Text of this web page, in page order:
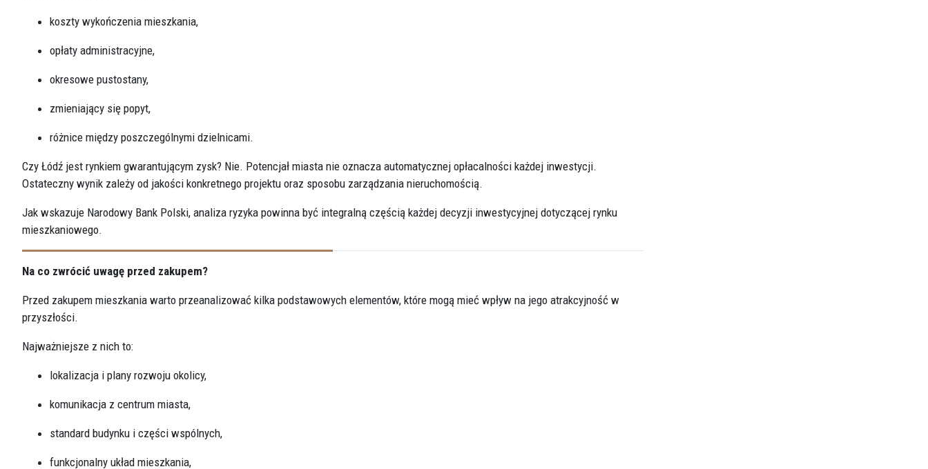
koszty wykończenia mieszkania,
opłaty administracyjne,
okresowe pustostany,
zmieniający się popyt,
różnice między poszczególnymi dzielnicami.
Czy Łódź jest rynkiem gwarantującym zysk? Nie. Potencjał miasta nie oznacza automatycznej opłacalności każdej inwestycji.
Ostateczny wynik zależy od jakości konkretnego projektu oraz sposobu zarządzania nieruchomością.
Jak wskazuje Narodowy Bank Polski, analiza ryzyka powinna być integralną częścią każdej decyzji inwestycyjnej dotyczącej rynku
mieszkaniowego.
Na co zwrócić uwagę przed zakupem?
Przed zakupem mieszkania warto przeanalizować kilka podstawowych elementów, które mogą mieć wpływ na jego atrakcyjność w
przyszłości.
Najważniejsze z nich to:
lokalizacja i plany rozwoju okolicy,
komunikacja z centrum miasta,
standard budynku i części wspólnych,
funkcjonalny układ mieszkania,